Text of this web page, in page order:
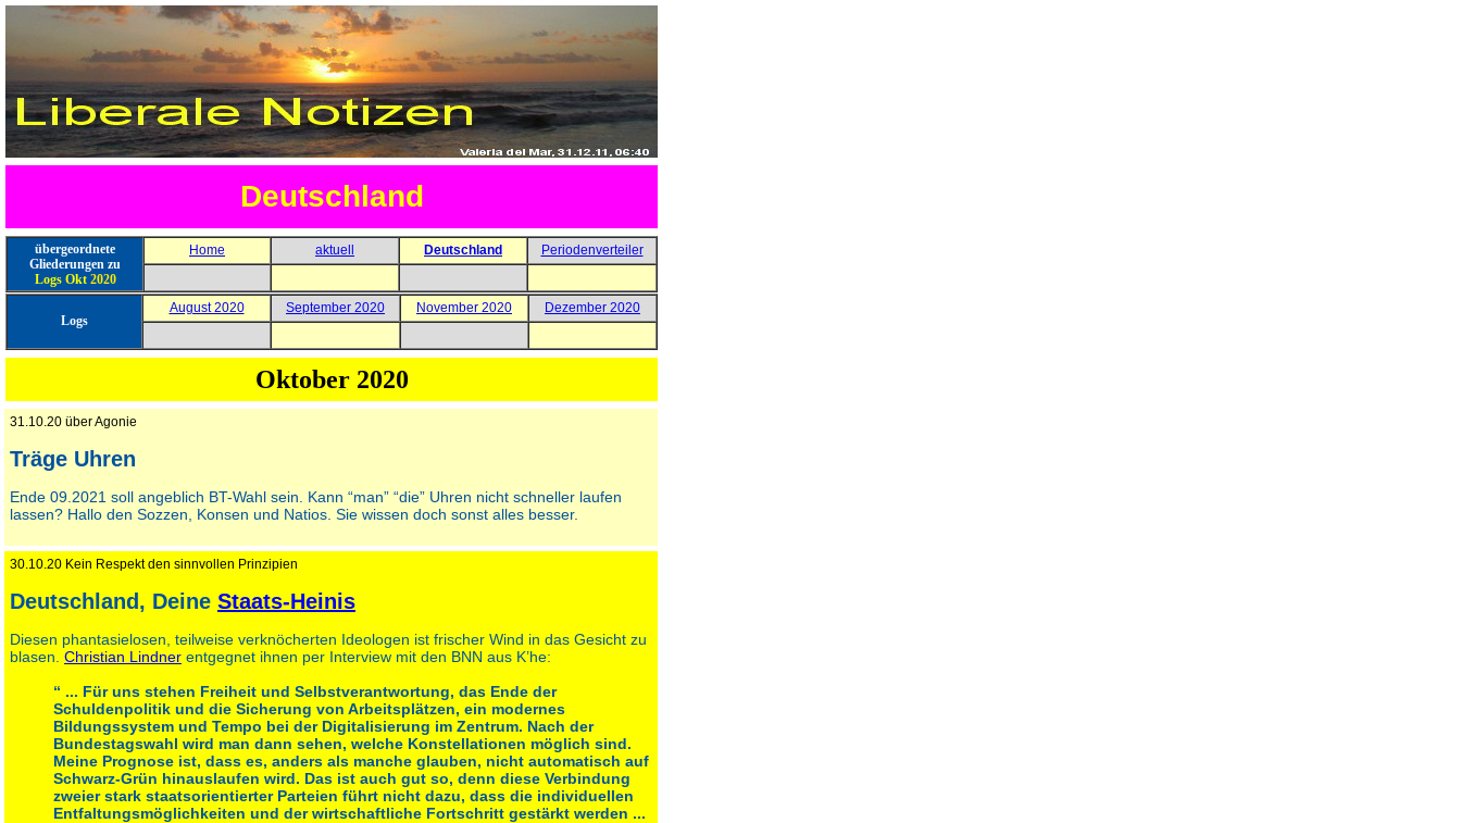
Deutschland
übergeordnete
Gliederungen zu
Logs Okt2020
Home aktuell Deutschland Periodenverteiler
Logs
August 2020 September 2020 November 2020 Dezember 2020
Oktober 2020
31.10.20 über Agonie
Träge Uhren
Ende 09.2021 soll angeblich BT-Wahl sein. Kann “man” “die” Uhren nicht schneller laufen
lassen? Hallo den Sozzen, Konsen und Natios. Sie wissen doch sonst alles besser.
30.10.20 Kein Respekt den sinnvollen Prinzipien
Deutschland, Deine Staats-Heinis
Diesen phantasielosen, teilweise verknöcherten Ideologen ist frischer Wind in das Gesicht zu
blasen. Christian Lindner entgegnet ihnen per Interview mit den BNN aus K’he:
“ ... Für uns stehen Freiheit und Selbstverantwortung, das Ende der
Schuldenpolitik und die Sicherung von Arbeitsplätzen, ein modernes
Bildungssystem und Tempo bei der Digitalisierung im Zentrum. Nach der
Bundestagswahl wird man dann sehen, welche Konstellationen möglich sind.
Meine Prognose ist, dass es, anders als manche glauben, nicht automatisch auf
Schwarz-Grün hinauslaufen wird. Das ist auch gut so, denn diese Verbindung
zweier stark staatsorientierter Parteien führt nicht dazu, dass die individuellen
Entfaltungsmöglichkeiten und der wirtschaftliche Fortschritt gestärkt werden ...